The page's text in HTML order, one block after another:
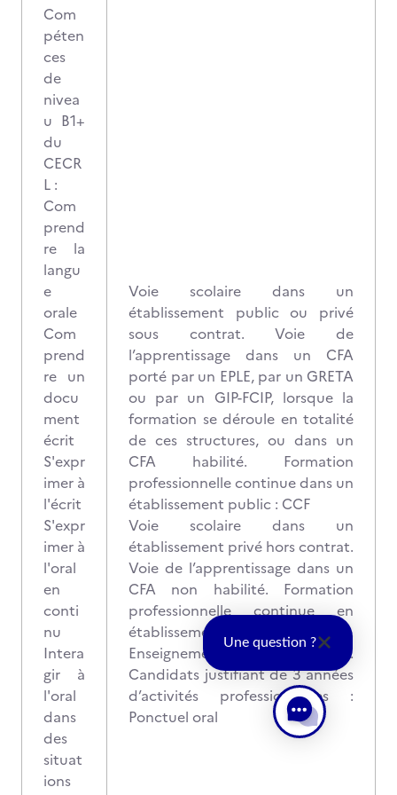
Com
péten
ces
de
nivea
u B1+
du
CECR
L :
Com
prend
re la
langu
e
orale
Com
prend
re un
docu
ment
écrit
S'expr
imer à
l'écrit
S'expr
imer à
l'oral
en
conti
nu
Intera
gir à
l'oral
dans
des
situat
ions
Voie scolaire dans un
établissement public ou privé
sous contrat. Voie de
l’apprentissage dans un CFA
porté par un EPLE, par un GRETA
ou par un GIP-FCIP, lorsque la
formation se déroule en totalité
de ces structures, ou dans un
CFA habilité. Formation
professionnelle continue dans un
établissement public : CCF
Voie scolaire dans un
établissement privé hors contrat.
Voie de l’apprentissage dans un
CFA non habilité. Formation
professionnelle continue en
établissement privé.
Enseignement à distance.
Candidats justifiant de 3 années
d’activités professionnelles :
Ponctuel oral
Une question ?